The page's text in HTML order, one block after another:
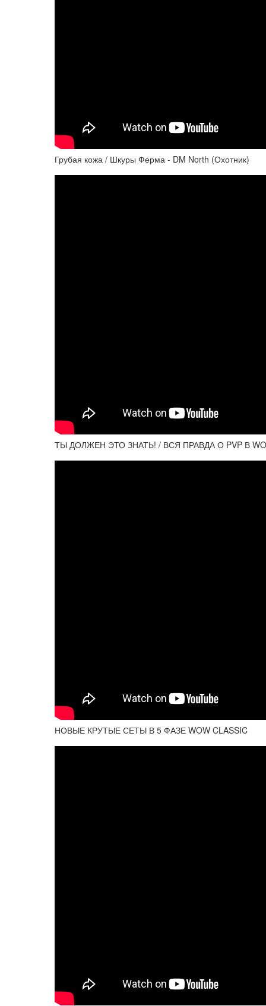
Грубая кожа / Шкуры Ферма - DM North (Охотник)
ТЫ ДОЛЖЕН ЭТО ЗНАТЬ! / ВСЯ ПРАВДА О PVP В
НОВЫЕ КРУТЫЕ СЕТЫ В 5 ФАЗЕ WOW CLASSIC